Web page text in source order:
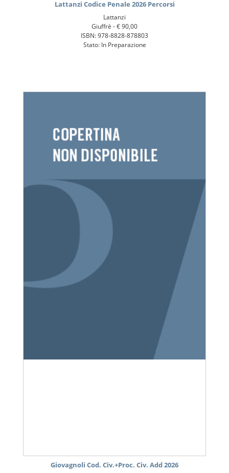
Lattanzi Codice Penale 2026 Percorsi
Lattanzi
Giuffrè -€ 90,00
ISBN: 978-8828-878803
Stato: In Preparazione
Giovagnoli Cod. Civ.+Proc. Civ. Add 2026